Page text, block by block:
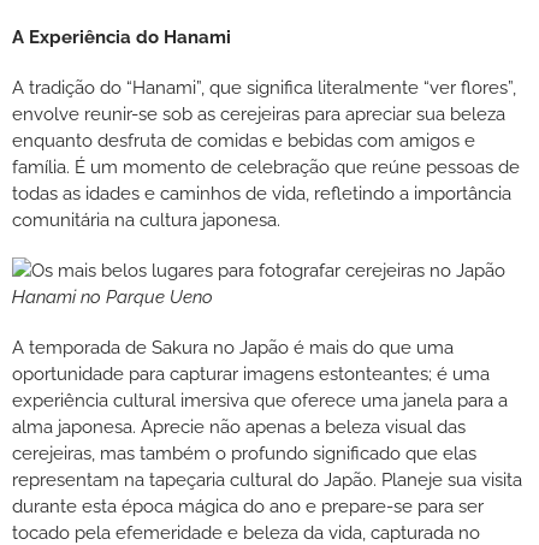
A Experiência do Hanami
A tradição do “Hanami”, que significa literalmente “ver flores”,
envolve reunir-se sob as cerejeiras para apreciar sua beleza
enquanto desfruta de comidas e bebidas com amigos e
família. É um momento de celebração que reúne pessoas de
todas as idades e caminhos de vida, refletindo a importância
comunitária na cultura japonesa.
Hanami no Parque Ueno
A temporada de Sakura no Japão é mais do que uma
oportunidade para capturar imagens estonteantes; é uma
experiência cultural imersiva que oferece uma janela para a
alma japonesa. Aprecie não apenas a beleza visual das
cerejeiras, mas também o profundo significado que elas
representam na tapeçaria cultural do Japão. Planeje sua visita
durante esta época mágica do ano e prepare-se para ser
tocado pela efemeridade e beleza da vida, capturada no